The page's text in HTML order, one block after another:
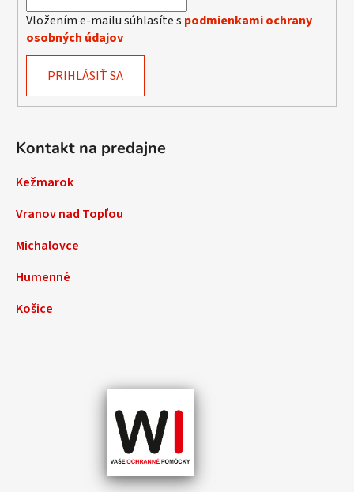
Vložením e-mailu súhlasíte s podmienkami ochrany
osobných údajov
PRIHLÁSIŤ SA
Kontakt na predajne
Kežmarok
Vranov nad Topľou
Michalovce
Humenné
Košice